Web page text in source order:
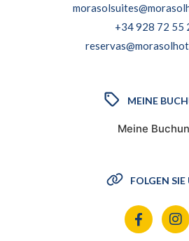
+34 928 72 55
MEINE
Meine
FOLGEN SIE